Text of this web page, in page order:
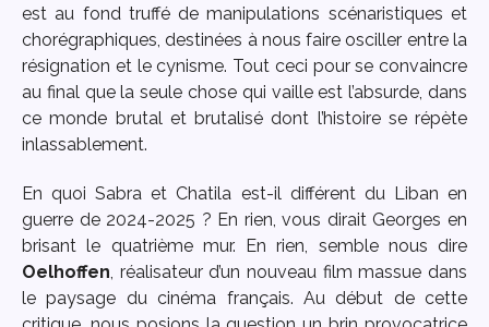
est au fond truffé de manipulations scénaristiques et
chorégraphiques, destinées à nous faire osciller entre la
résignation et le cynisme. Tout ceci pour se convaincre
au final que la seule chose qui vaille est l’absurde, dans
ce monde brutal et brutalisé dont l’histoire se répète
inlassablement.
En quoi Sabra et Chatila est-il différent du Liban en
guerre de 2024-2025 ? En rien, vous dirait Georges en
brisant le quatrième mur. En rien, semble nous dire
Oelhoffen, réalisateur d’un nouveau film massue dans
le paysage du cinéma français. Au début de cette